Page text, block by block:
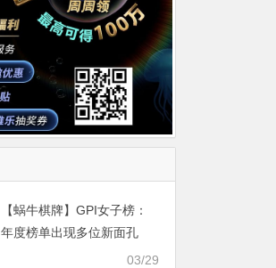
【蜗牛棋牌】GPI女子榜：
年度榜单出现多位新面孔
03/29